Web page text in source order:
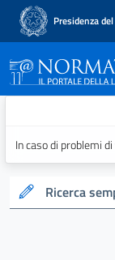
Presidenza
In caso di problemi
Ricerca